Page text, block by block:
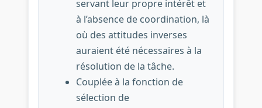
servant leur propre intérêt et
à l’absence de coordination, là
où des attitudes inverses
auraient été nécessaires à la
résolution de la tâche.
Couplée à la fonction de
sélection de